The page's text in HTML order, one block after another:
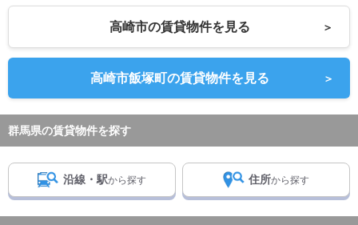
高崎市の賃貸物件を見る ＞
高崎市飯塚町の賃貸物件を見る ＞
群馬県の賃貸物件を探す
沿線・駅から探す 住所から探す